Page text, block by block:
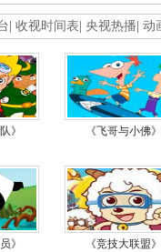
收视时间表 央视热播 动
》 《飞哥与小佛》
》 《竞技大联盟》